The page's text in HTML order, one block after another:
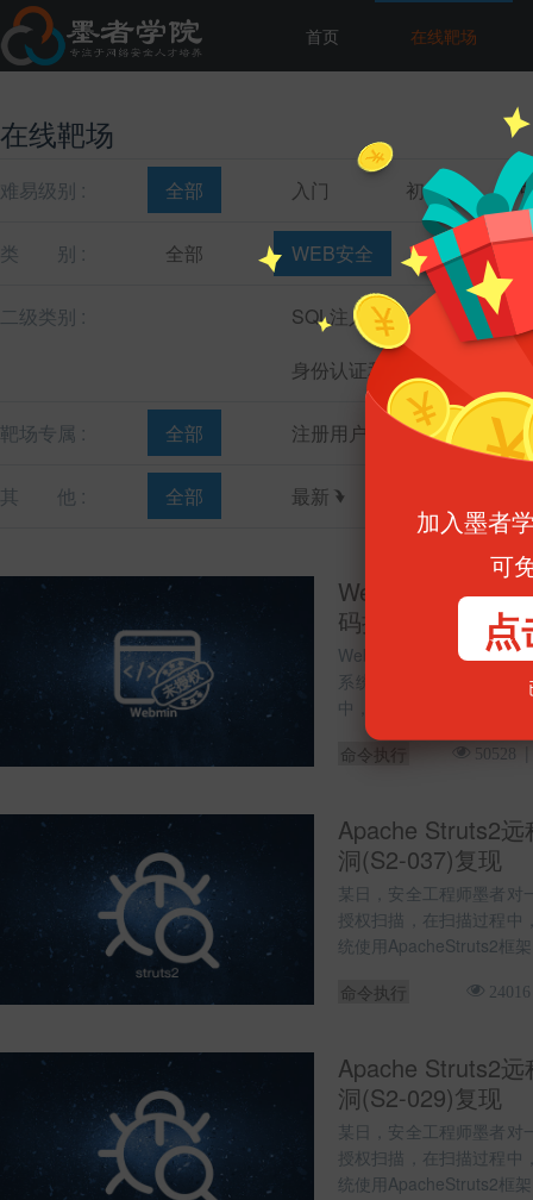
首页 在线靶场
在线靶场
难易级别 : 全部 入门 初级
类 别 : 全部 WEB安全 主机安全
二级类别 : SQL注入
跨站脚本
身份认证和会话管理
靶场专属 : 全部 注册用户 教育机构
其 他 : 全部 最新
Webmin未经身份
码执行
Webmin是用于类似Unix
系统配置工具。该漏洞
中，该页面允许未经身份
命令执行
50528
Apache Struts2
洞(S2-037)复现
某日，安全工程师墨者对
授权扫描，在扫描过程中
统使用ApacheStruts2框
命令执行
24016
Apache Struts2
洞(S2-029)复现
某日，安全工程师墨者对
授权扫描，在扫描过程中
统使用ApacheStruts2框
加入墨者
可